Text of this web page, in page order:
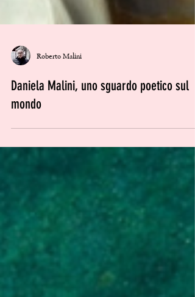
Roberto Malini
Daniela Malini, uno sguardo poetico sul
mondo